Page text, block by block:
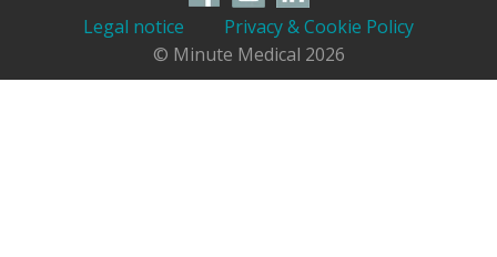
Legal notice
Privacy & Cookie Policy
© Minute Medical 2026